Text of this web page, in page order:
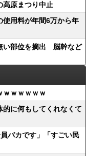
原まつり中止
使用料が年間6万から年
い部位を摘出 脳幹など
ｗｗｗｗｗｗ
的に何もしてくれなくて
バカです」「すごい民